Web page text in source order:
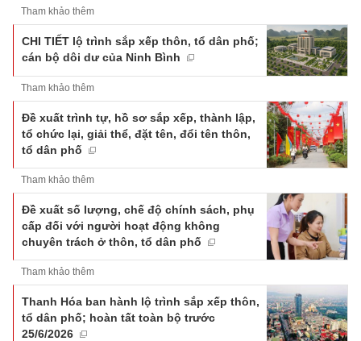
Tham khảo thêm
CHI TIẾT lộ trình sắp xếp thôn, tổ dân phố;
cán bộ dôi dư của Ninh Bình
Tham khảo thêm
Đề xuất trình tự, hồ sơ sắp xếp, thành lập,
tổ chức lại, giải thể, đặt tên, đổi tên thôn,
tổ dân phố
Tham khảo thêm
Đề xuất số lượng, chế độ chính sách, phụ
cấp đối với người hoạt động không
chuyên trách ở thôn, tổ dân phố
Tham khảo thêm
Thanh Hóa ban hành lộ trình sắp xếp thôn,
tổ dân phố; hoàn tất toàn bộ trước
25/6/2026